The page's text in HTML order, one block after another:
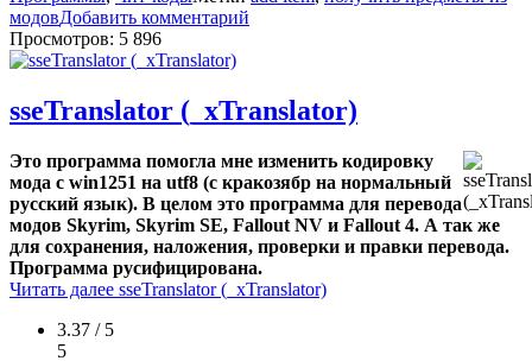
модовДобавить комментарий
Просмотров: 5 896
sseTranslator (_xTranslator)
Это программа помогла мне изменить кодировку
мода с win1251 на utf8 (с кракозябр на нормальный
русский язык). В целом это программа для перевода
модов Skyrim, Skyrim SE, Fallout NV и Fallout 4. А так же
для сохранения, наложения, проверки и правки перевода.
Программа русифицирована.
Читать далее sseTranslator (_xTranslator)
3.37 / 5
5